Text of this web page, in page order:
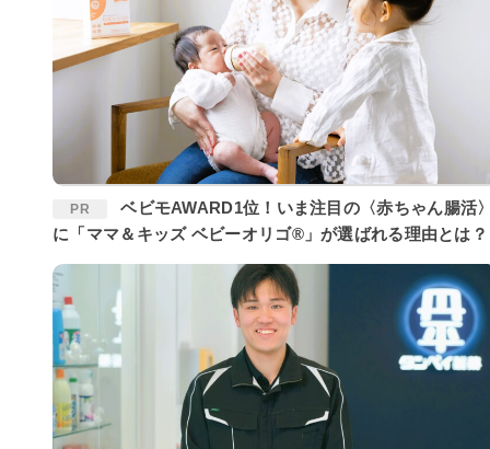
PR
ベビモAWARD1位！いま注目の〈赤ちゃん腸活〉
に「ママ＆キッズ ベビーオリゴ®」が選ばれる理由とは？